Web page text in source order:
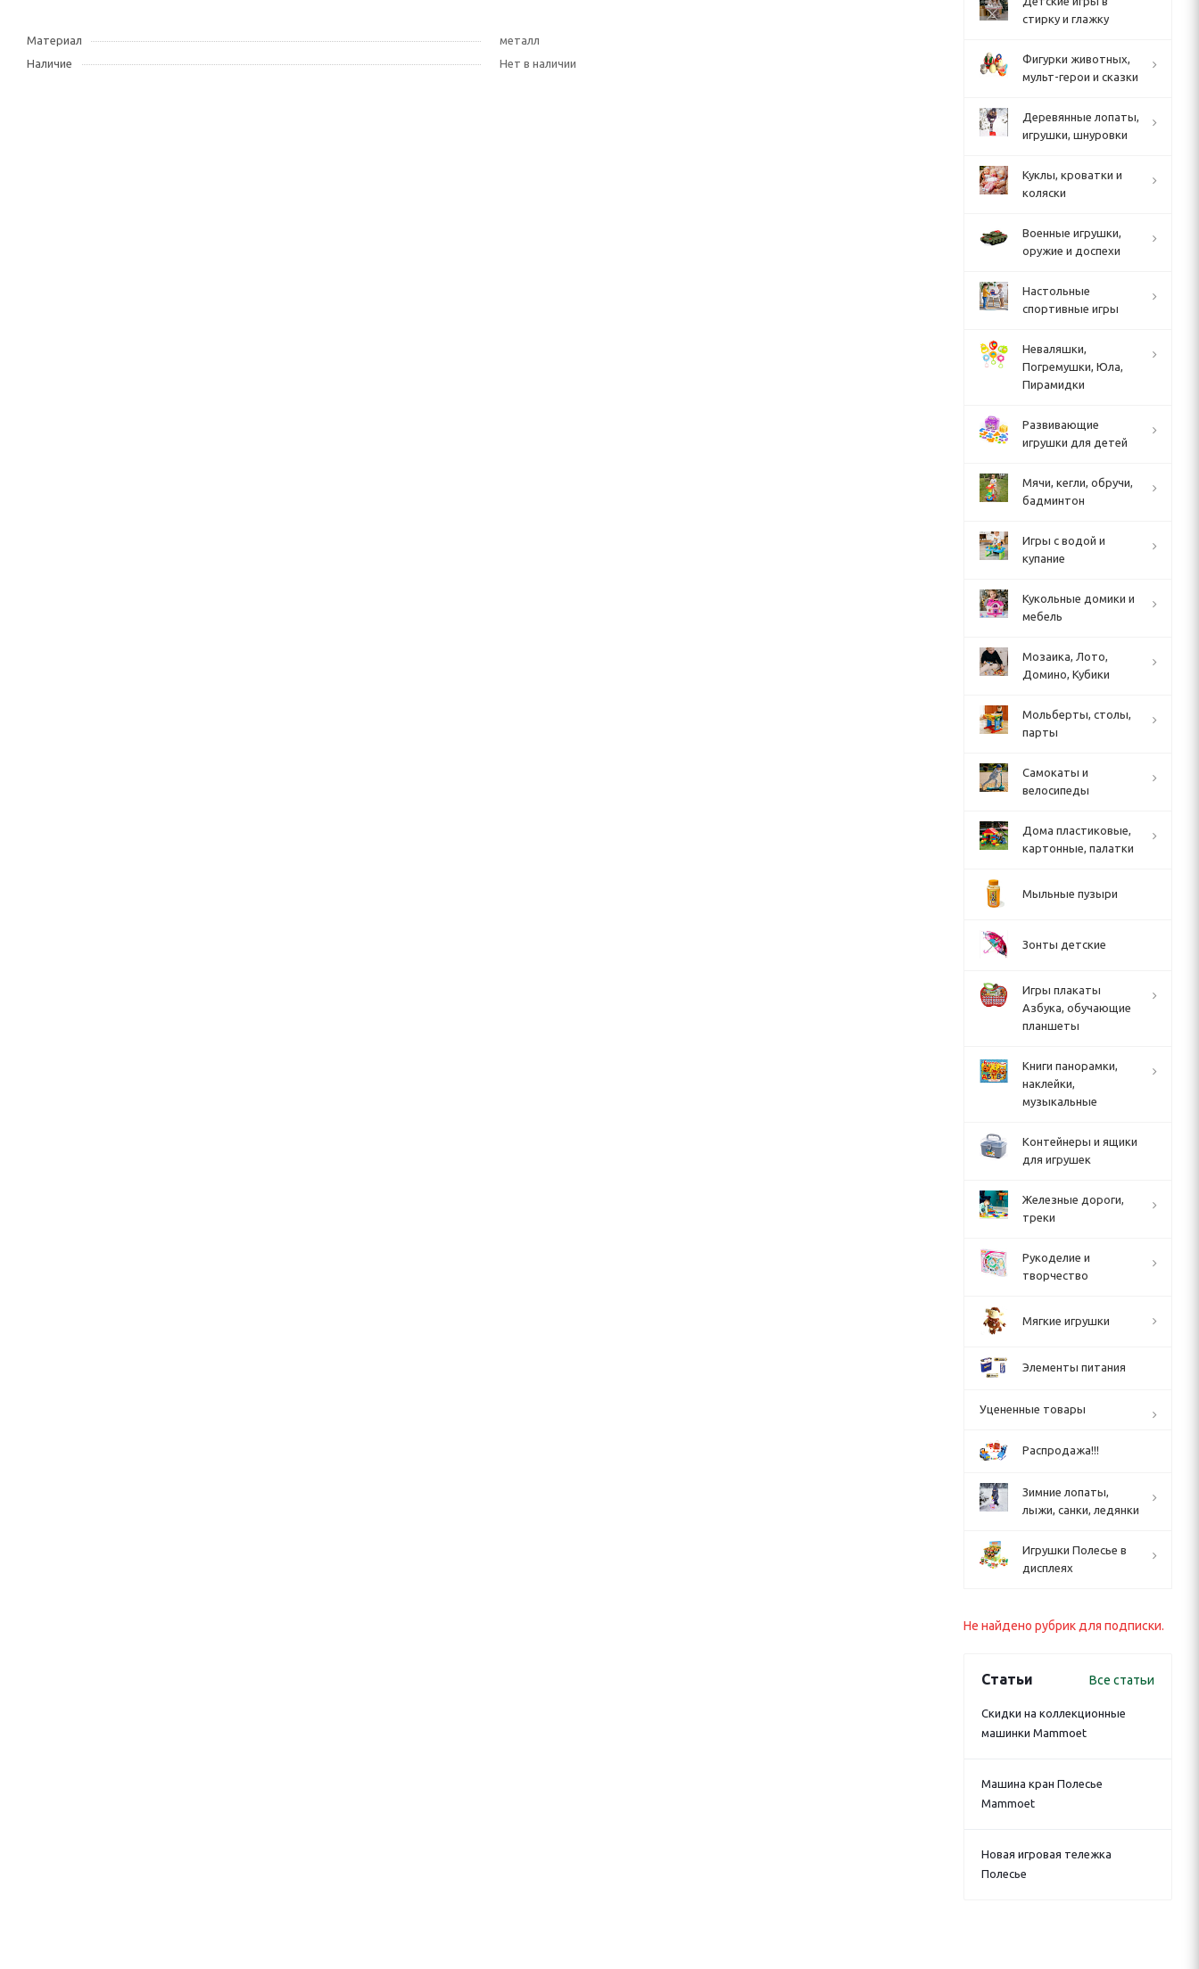
Материал
металл
Наличие
Нет в наличии
стирку и глажку
Фигурки животных,
мульт-герои и сказки
Деревянные лопаты,
игрушки, шнуровки
Куклы, кроватки и
коляски
Военные игрушки,
оружие и доспехи
Настольные
спортивные игры
Неваляшки,
Погремушки, Юла,
Пирамидки
Развивающие
игрушки для детей
Мячи, кегли, обручи,
бадминтон
Игры с водой и
купание
Кукольные домики и
мебель
Мозаика, Лото,
Домино, Кубики
Мольберты, столы,
парты
Cамокаты и
велосипеды
Дома пластиковые,
картонные, палатки
Мыльные пузыри
Зонты детские
Игры плакаты
Азбука, обучающие
планшеты
Книги панорамки,
наклейки,
музыкальные
Контейнеры и ящики
для игрушек
Железные дороги,
треки
Рукоделие и
творчество
Мягкие игрушки
Элементы питания
Уцененные товары
Распродажа!!!
Зимние лопаты,
лыжи, санки, ледянки
Игрушки Полесье в
дисплеях
Не найдено рубрик для подписки.
Статьи Все статьи
Скидки на коллекционные
машинки Mammoet
Машина кран Полесье
Mammoet
Новая игровая тележка
Полесье